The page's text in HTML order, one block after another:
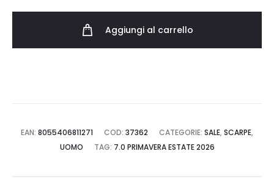
001.2017818.01.1B13
Aggiungi al carrello
EAN: 8055406811271 COD: 37362 CATEGORIE: SALE, SCARPE,
UOMO
TAG: 7.0 PRIMAVERA ESTATE 2026